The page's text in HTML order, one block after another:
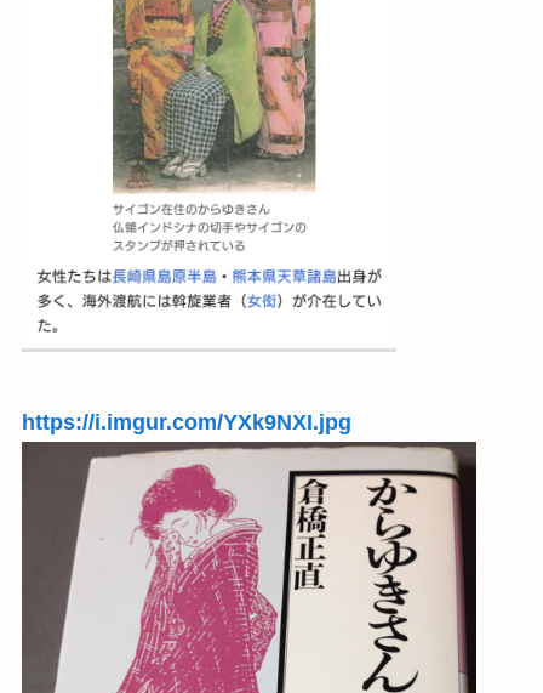
https://i.imgur.com/YXk9NXI.jpg